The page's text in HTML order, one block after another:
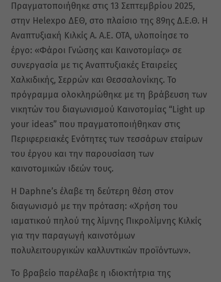
Πραγματοποιήθηκε στις 13 Σεπτεμβρίου 2025,
στην Helexpo ΔΕΘ, στο πλαίσιο της 89ης Δ.Ε.Θ. Η
Αναπτυξιακή Κιλκίς Α. Α.Ε. ΟΤΑ, υλοποίησε το
έργο: «Φάροι Γνώσης και Καινοτομίας» σε
συνεργασία με τις Αναπτυξιακές Εταιρείες
Χαλκιδικής, Σερρών και Θεσσαλονίκης. Το
πρόγραμμα ολοκληρώθηκε με τη βράβευση των
νικητών του διαγωνισμού Καινοτομίας “Light up
your ideas” που πραγματοποιήθηκαν στις
Περιφερειακές Ενότητες των τεσσάρων εταίρων
του έργου και την παρουσίαση των
καινοτομικών ιδεών τους.
Η Daphne’s έλαβε τη δεύτερη θέση στον
διαγωνισμό με την πρόταση: «Χρήση του
ιαματικού πηλού της λίμνης Πικρολίμνης Κιλκίς
για την παραγωγή καινοτόμων
πολυλειτουργικών καλλυντικών προϊόντων».
Το βραβείο παρέλαβε η ιδιοκτήτρια της